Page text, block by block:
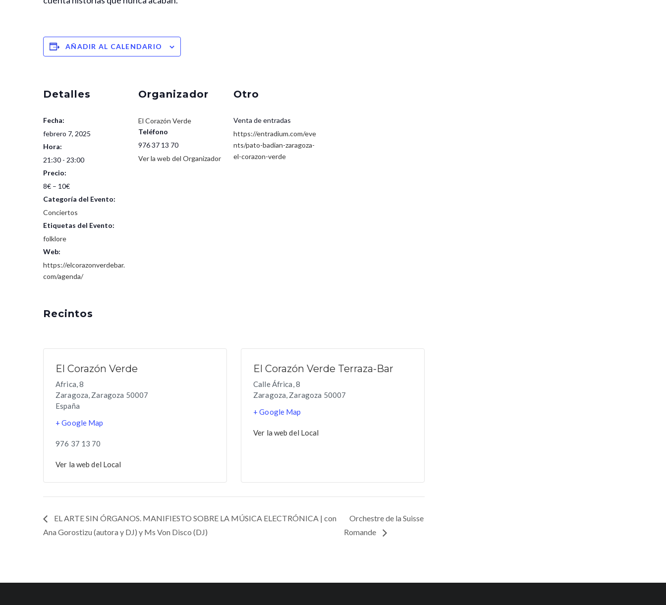
AÑADIR AL CALENDARIO
Detalles
Fecha:
febrero 7, 2025
Hora:
21:30 - 23:00
Precio:
8€ – 10€
Categoría del Evento:
Conciertos
Etiquetas del Evento:
folklore
Web:
https://elcorazonverdebar.
com/agenda/
Organizador
El Corazón Verde
Teléfono
976 37 13 70
Ver la web del Organizador
Otro
Venta de entradas
https://entradium.com/eve
nts/pato-badian-zaragoza-
el-corazon-verde
Recintos
El Corazón Verde
Africa, 8
Zaragoza, Zaragoza 50007
España
+ Google Map
976 37 13 70
Ver la web del Local
El Corazón Verde Terraza-Bar
Calle África, 8
Zaragoza, Zaragoza 50007
+ Google Map
Ver la web del Local
EL ARTE SIN ÓRGANOS. MANIFIESTO SOBRE LA MÚSICA ELECTRÓNICA | con
Ana Gorostizu (autora y DJ) y Ms Von Disco (DJ)
Orchestre de la Suisse
Romande